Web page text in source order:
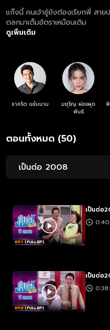
แก๊งนี้ คนเจ้าชู้ยังต้องเรียกพี่ สา
ตลกมาเต็มอัตราเหมือนเดิม
ดูเพิ่มเติม
ชาคริต แย้มนาม
มยุริญ ผ่องผุด
พันธ์
ตอนทั้งหมด (50)
เป็นต่อ 2008
เป็นต่อ
เป็นต่อ